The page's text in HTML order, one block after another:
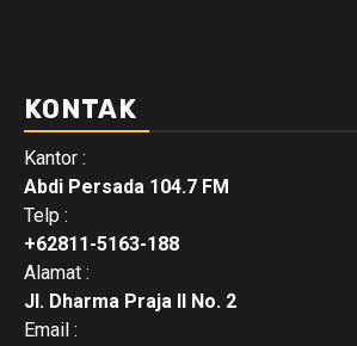
KONTAK
Kantor :
Abdi Persada 104.7 FM
Telp :
+62811-5163-188
Alamat :
Jl. Dharma Praja II No. 2
Email :